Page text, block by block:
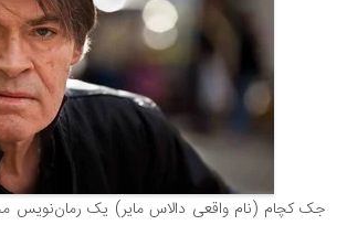
جک کچام (نام واقعی دالاس مایر) یک رمان‌نویس